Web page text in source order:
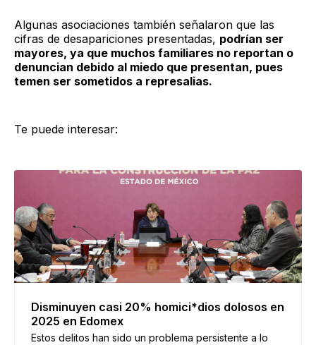
Algunas asociaciones también señalaron que las
cifras de desapariciones presentadas, podrían ser
mayores, ya que muchos familiares no reportan o
denuncian debido al miedo que presentan, pues
temen ser sometidos a represalias.
Te puede interesar:
Disminuyen casi 20% homici*dios dolosos en
2025 en Edomex
Estos delitos han sido un problema persistente a lo